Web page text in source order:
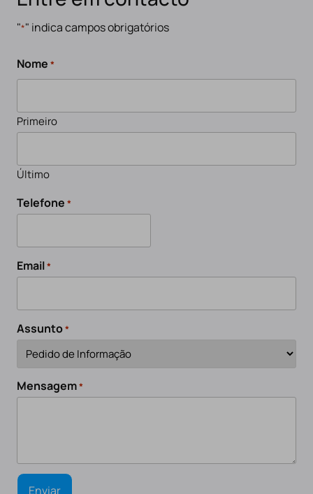
"*" indica campos obrigatórios
Nome *
Primeiro
Último
Telefone *
Email*
Assunto*
Mensagem*